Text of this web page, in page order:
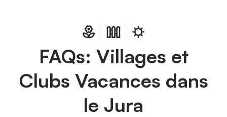
FAQs: Villages et
Clubs Vacances dans
le Jura